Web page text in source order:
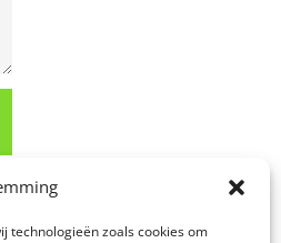
technologieën zoals cookies om